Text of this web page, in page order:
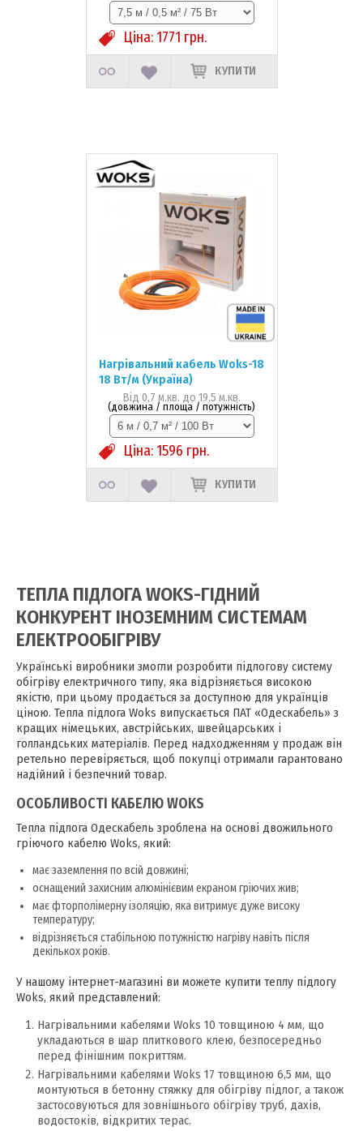
Ціна: 1771 грн.
КУПИТИ
Нагрівальний кабель Woks-18
18 Вт/м (Україна)
Від 0,7 м.кв. до 19,5 м.кв.
(довжина / площа / потужність)
Ціна: 1596 грн.
КУПИТИ
ТЕПЛА ПІДЛОГА WOKS-ГІДНИЙ
КОНКУРЕНТ ІНОЗЕМНИМ СИСТЕМАМ
ЕЛЕКТРООБІГРІВУ
Українські виробники змогли розробити підлогову систему
обігріву електричного типу, яка відрізняється високою
якістю, при цьому продається за доступною для українців
ціною. Тепла підлога Woks випускається ПАТ «Одескабель» з
кращих німецьких, австрійських, швейцарських і
голландських матеріалів. Перед надходженням у продаж він
ретельно перевіряється, щоб покупці отримали гарантовано
надійний і безпечний товар.
ОСОБЛИВОСТІ КАБЕЛЮ WOKS
Тепла підлога Одескабель зроблена на основі двожильного
гріючого кабелю Woks, який:
має заземлення по всій довжині;
оснащений захисним алюмінієвим екраном гріючих жив;
має фторполімерну ізоляцію, яка витримує дуже високу
температуру;
відрізняється стабільною потужністю нагріву навіть після
декількох років.
У нашому інтернет-магазині ви можете купити теплу підлогу
Woks, який представлений:
Нагрівальними кабелями Woks 10 товщиною 4 мм, що
укладаються в шар плиткового клею, безпосередньо
перед фінішним покриттям.
Нагрівальними кабелями Woks 17 товщиною 6,5 мм, що
монтуються в бетонну стяжку для обігріву підлог, а також
застосовуються для зовнішнього обігріву труб, дахів,
водостоків, відкритих терас.